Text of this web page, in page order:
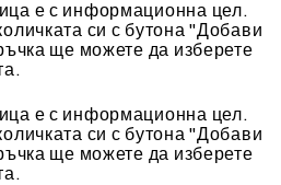
е с информационна цел.
си с бутона "Добави
ще можете да изберете
е с информационна цел.
си с бутона "Добави
ще можете да изберете